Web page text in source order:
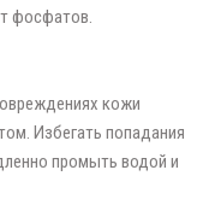
фосфатов.
кожи
Избегать попадания
промыть водой и